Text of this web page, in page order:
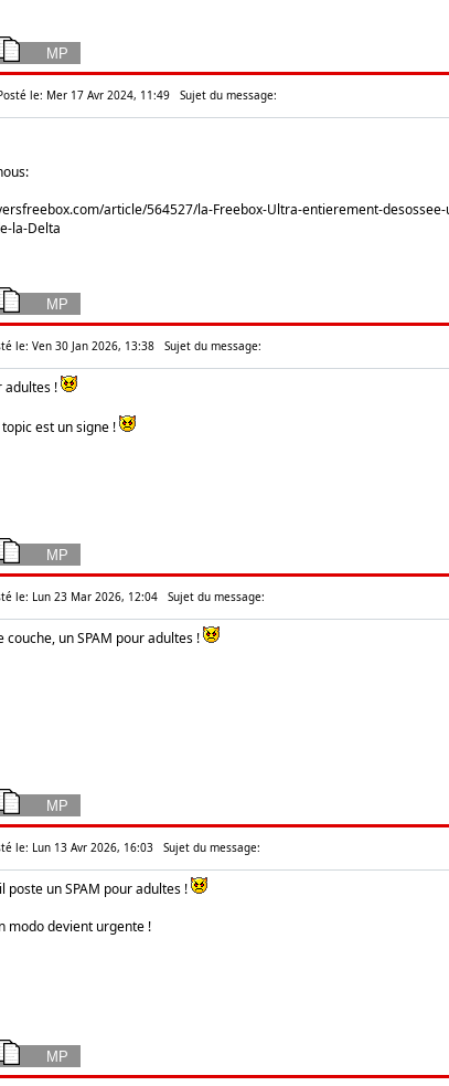
le: Mer 17 Avr 2024, 11:49 Sujet du message:
article/564527/la-Freebox-Ultra-entierement-
la-Delta
le: Ven 30 Jan 2026, 13:38 Sujet du message:
adultes !
est un signe !
le: Lun 23 Mar 2026, 12:04 Sujet du message:
couche, un SPAM pour adultes !
le: Lun 13 Avr 2026, 16:03 Sujet du message:
poste un SPAM pour adultes !
modo devient urgente !